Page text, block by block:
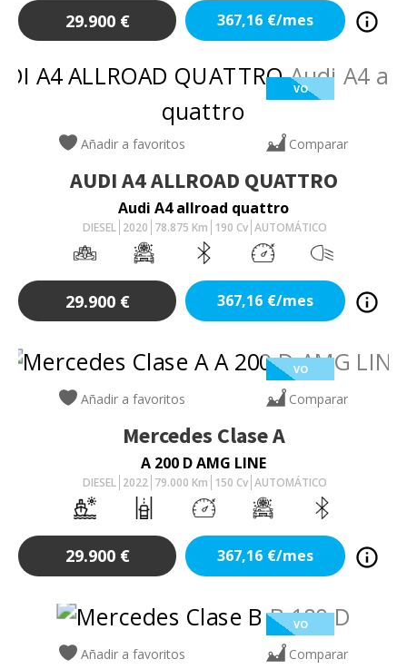
29.900 € 367,16 €/mes
VO
Añadir a favoritos Comparar
AUDIA4 ALLROAD QUATTRO
Audi A4 allroad quattro
DIESEL 2020 78.875 Km 190 Cv AUTOMÁTICO
29.900 € 367,16 €/mes
VO
Añadir a favoritos Comparar
Mercedes Clase A
A 200 D AMG LINE
DIESEL 2022 79.000 Km 150 Cv AUTOMÁTICO
29.900 € 367,16 €/mes
VO
Añadir a favoritos Comparar